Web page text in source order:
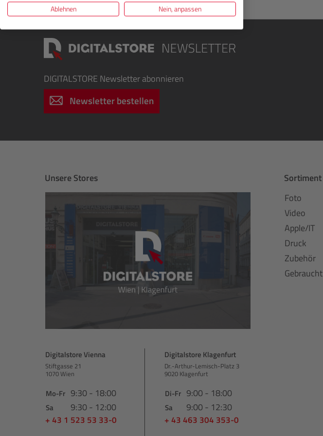
DIGITALSTORE Newsletter abonnieren
Newsletter bestellen
Unsere Stores
Digitalstore Vienna
Stiftgasse 21
1070 Wien
Mo-Fr 9:30 - 18:00
Sa 9:30 - 12:00
+ 43 1 523 53 33-0
Digitalstore Klagenfurt
Dr.-Arthur-Lemisch-Platz 3
9020 Klagenfurt
Di-Fr 9:00 - 18:00
Sa 9:00 - 12:30
+ 43 463 304 353-0
Sortiment
Foto
Video
Apple/IT
Druck
Zubehör
Gebraucht
Ablehnen
Nein, anpassen